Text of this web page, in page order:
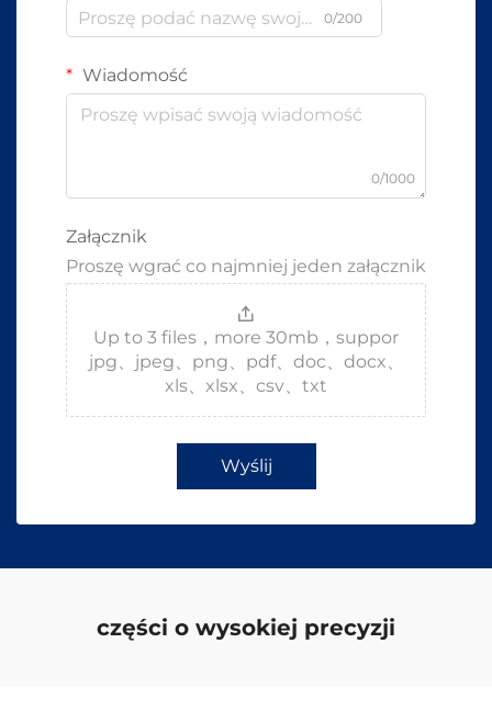
0/200
Wiadomość
0/1000
Załącznik
Proszę wgrać co najmniej jeden załącznik
Up to 3 files，more 30mb，suppor
jpg、jpeg、png、pdf、doc、docx、
xls、xlsx、csv、txt
Wyślij
części o wysokiej precyzji